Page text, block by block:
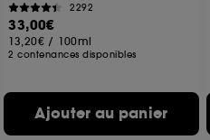
2292
33,00€
13,20€ / 100ml
2 contenances disponibles
Ajouter au panier